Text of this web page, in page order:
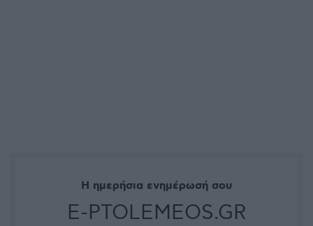
Η ημερήσια ενημέρωσή σου
E-PTOLEMEOS.GR